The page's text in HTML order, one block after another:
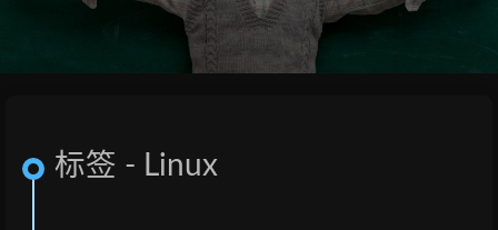
标签 - Linux